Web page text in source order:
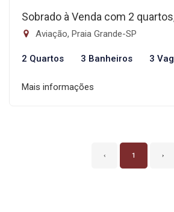
Sobrado à Venda com 2
Aviação, Praia Grande-SP
2 Quartos 3 Banheiros 3
Mais informações
‹ 1 ›